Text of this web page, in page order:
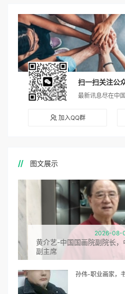
扫一扫关注公
最新讯息尽在中
加入QQ群
图文展示
2026-08-
黄介艺-中国国画院副院长
副主席
孙伟-职业画家，